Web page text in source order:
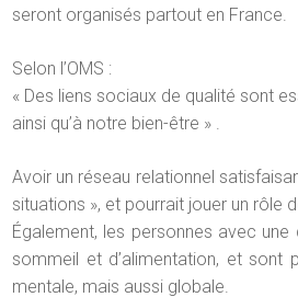
seront organisés partout en France.
Selon l’OMS :
« Des liens sociaux de qualité sont
ainsi qu’à notre bien-être » .
Avoir un réseau relationnel
situations », et pourrait jouer un rôle
Également, les personnes avec
sommeil et d’alimentation, et sont
mentale, mais aussi globale.